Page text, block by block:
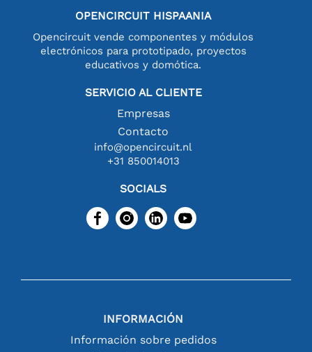
OPENCIRCUIT HISPAANIA
Opencircuit vende componentes y módulos
electrónicos para prototipado, proyectos
educativos y domótica.
SERVICIO AL CLIENTE
Empresas
Contacto
info@opencircuit.nl
+31 850014013
SOCIALS
INFORMACIÓN
Información sobre pedidos